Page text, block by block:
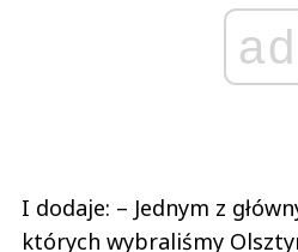
ad
I dodaje: – Jednym z
których wybraliśmy